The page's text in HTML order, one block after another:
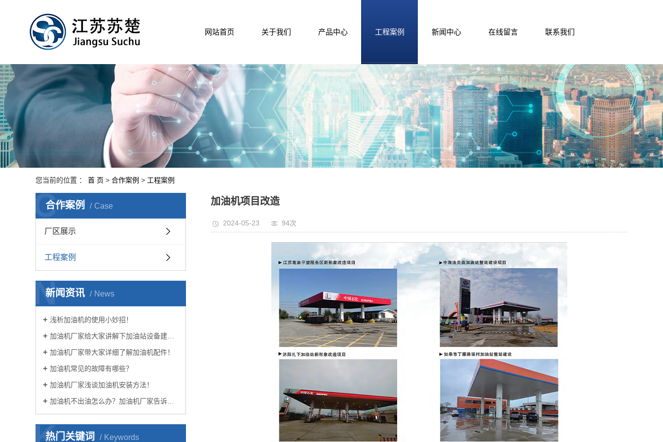
网站首页 关于我们 产品中心 工程案例 新闻中心 在线留言 联系我们
您当前的位置 ： 首 页 > 合作案例 > 工程案例
合作案例 Case
C
厂区展示
工程案例
新闻资讯 News
N
浅析加油机的使用小妙招！
加油机厂家给大家讲解下加油站设备建设要求！
加油机厂家带大家详细了解加油机配件！
加油机常见的故障有哪些？
加油机厂家浅谈加油机安装方法！
加油机不出油怎么办？加油机厂家告诉您！
热门关键词 Keywords
加油机项目改造
2024-05-23 94次